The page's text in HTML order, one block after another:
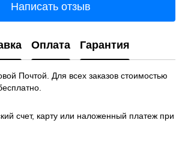
Написать отзыв
Оплата Гарантия
Почтой. Для всех заказов стоимостью
счет, карту или наложенный платеж при